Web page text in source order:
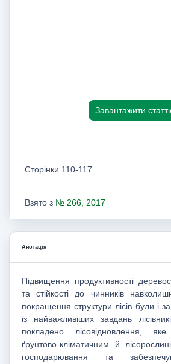
Завантажити
Сторінки 110-117
Взято з № 266, 2017
Анотація
Підвищення продуктивності
та стійкості до чинників
покращення структури лісів були і
із найважливіших завдань
покладено лісовідновлення,
ґрунтово-кліматичним й
господарювання та